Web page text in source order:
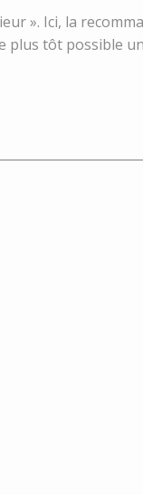
». Ici, la
plus tôt possible